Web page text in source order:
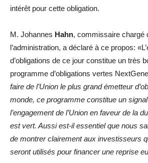
intérêt pour cette obligation.
M. Johannes Hahn, commissaire chargé
l’administration, a déclaré à ce propos:
d’obligations de ce jour constitue un très
programme d’obligations vertes
faire de l’Union le plus grand émetteur
monde, ce programme constitue un
l’engagement de l’Union en faveur de la
est vert. Aussi est-il essentiel que nous
de montrer clairement aux investisseurs
seront utilisés pour financer une reprise